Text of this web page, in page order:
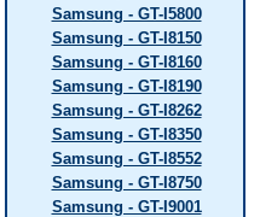
Samsung - GT-I5800
Samsung - GT-I8150
Samsung - GT-I8160
Samsung - GT-I8190
Samsung - GT-I8262
Samsung - GT-I8350
Samsung - GT-I8552
Samsung - GT-I8750
Samsung - GT-I9001